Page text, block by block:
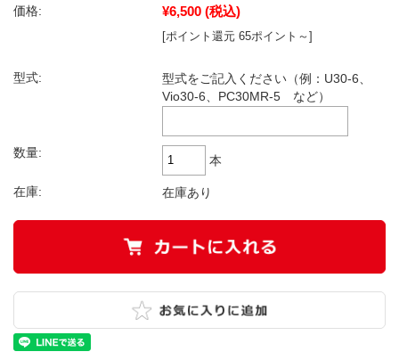
価格: ¥6,500 (税込)
[ポイント還元 65ポイント～]
型式:
型式をご記入ください（例：U30-6、
Vio30-6、PC30MR-5 など）
数量:
本
在庫: 在庫あり